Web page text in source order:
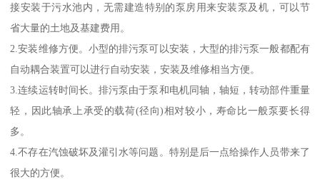
接安装于污水池内，无需建造特别的泵房用来安装泵及机，可以节
省大量的土地及基建费用。
2.安装维修方便。小型的排污泵可以安装，大型的排污泵一般都配有
自动耦合装置可以进行自动安装，安装及维修相当方便。
3.连续运转时间长。排污泵由于泵和电机同轴，轴短，转动部件重量
轻，因此轴承上承受的载荷(径向)相对较小，寿命比一般泵要长得
多。
4.不存在汽蚀破坏及灌引水等问题。特别是后一点给操作人员带来了
很大的方便。